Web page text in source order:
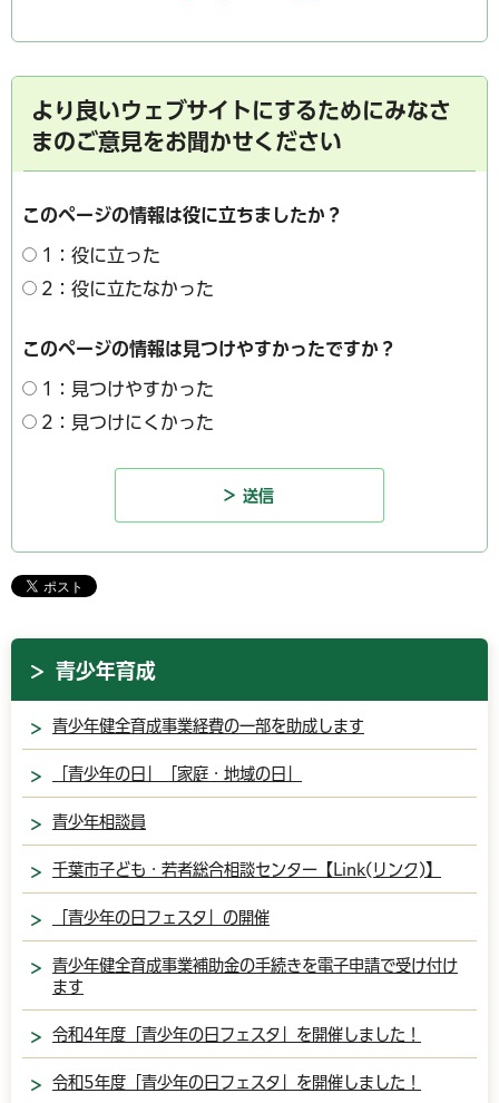
より良いウェブサイトにするためにみなさ
まのご意見をお聞かせください
このページの情報は役に立ちましたか？
1：役に立った
2：役に立たなかった
このページの情報は見つけやすかったですか？
1：見つけやすかった
2：見つけにくかった
青少年育成
青少年健全育成事業経費の一部を助成します
「青少年の日」「家庭・地域の日」
青少年相談員
千葉市子ども・若者総合相談センター【Link(リンク)】
「青少年の日フェスタ」の開催
青少年健全育成事業補助金の手続きを電子申請で受け付け
ます
令和4年度「青少年の日フェスタ」を開催しました！
令和5年度「青少年の日フェスタ」を開催しました！